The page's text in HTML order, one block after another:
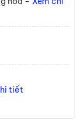
tiết